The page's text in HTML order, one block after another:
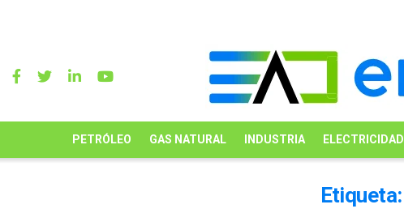
PETRÓLEO GAS NATURAL INDUSTRIA ELECTRICIDAD
Etiqueta: